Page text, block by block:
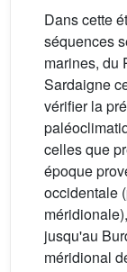
Dans cette
séquences
marines, du
Sardaigne
vérifier la
celles que
époque
occidentale
jusqu'au
méridional